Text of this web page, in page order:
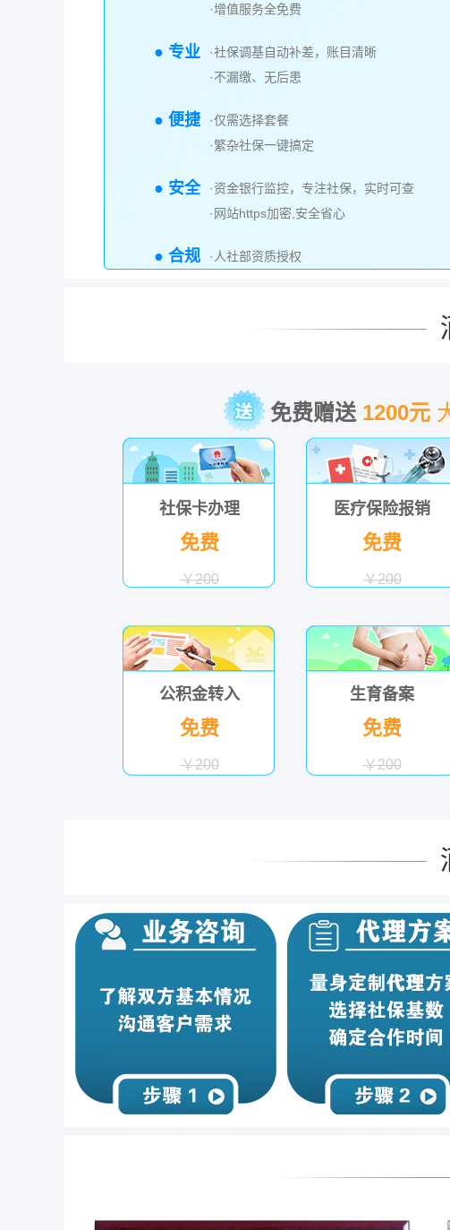
·增值服务全免费
● 专业
·社保调基自动补差，账目清晰
·不漏缴、无后患
● 便捷
·仅需选择套餐
·繁杂社保一键搞定
● 安全
·资金银行监控，专注社保，实时可查
·网站https加密,安全省心
● 合规 ·人社部资质授权
免费赠送 1200元
社保卡办理
免费
￥200
医疗保险报销
免费
￥200
公积金转入
免费
￥200
生育备案
免费
￥200